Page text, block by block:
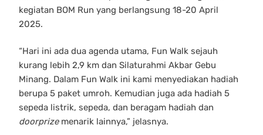
kegiatan BOM Run yang berlangsung 18-20 April
2025.
“Hari ini ada dua agenda utama, Fun Walk sejauh
kurang lebih 2,9 km dan Silaturahmi Akbar Gebu
Minang. Dalam Fun Walk ini kami menyediakan hadiah
berupa 5 paket umroh. Kemudian juga ada hadiah 5
sepeda listrik, sepeda, dan beragam hadiah dan
doorprizemenarik lainnya,” jelasnya.